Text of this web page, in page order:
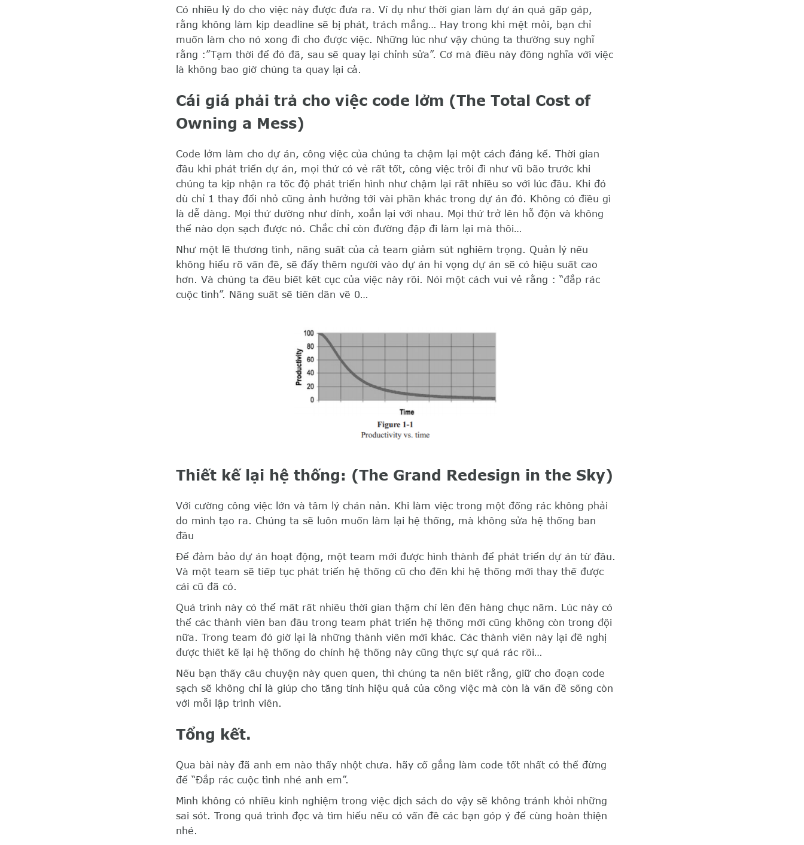
Có nhiều lý do cho việc này được đưa ra. Ví dụ như thời gian làm dự án quá gấp gáp,
rằng không làm kịp deadline sẽ bị phát, trách mắng… Hay trong khi mệt mỏi, bạn chỉ
muốn làm cho nó xong đi cho được việc. Những lúc như vậy chúng ta thường suy nghĩ
rằng :”Tạm thời để đó đã, sau sẽ quay lại chỉnh sửa”. Cơ mà điều này đồng nghĩa với việc
là không bao giờ chúng ta quay lại cả.
Cái giá phải trả cho việc code lởm (The Total Cost of
Owning a Mess)
Code lởm làm cho dự án, công việc của chúng ta chậm lại một cách đáng kể. Thời gian
đầu khi phát triển dự án, mọi thứ có vẻ rất tốt, công việc trôi đi như vũ bão trước khi
chúng ta kịp nhận ra tốc độ phát triển hình như chậm lại rất nhiều so với lúc đầu. Khi đó
dù chỉ 1 thay đổi nhỏ cũng ảnh hưởng tới vài phần khác trong dự án đó. Không có điều gì
là dễ dàng. Mọi thứ dường như dính, xoắn lại với nhau. Mọi thứ trở lên hỗ độn và không
thể nào dọn sạch được nó. Chắc chỉ còn đường đập đi làm lại mà thôi…
Như một lẽ thương tình, năng suất của cả team giảm sút nghiêm trọng. Quản lý nếu
không hiểu rõ vấn đề, sẽ đẩy thêm người vào dự án hi vọng dự án sẽ có hiệu suất cao
hơn. Và chúng ta đều biết kết cục của việc này rồi. Nói một cách vui vẻ rằng : “đắp rác
cuộc tình”. Năng suất sẽ tiến dần về 0…
Thiết kế lại hệ thống: (The Grand Redesign in the Sky)
Với cường công việc lớn và tâm lý chán nản. Khi làm việc trong một đống rác không phải
do mình tạo ra. Chúng ta sẽ luôn muốn làm lại hệ thống, mà không sửa hệ thống ban
đầu
Để đảm bảo dự án hoạt động, một team mới được hình thành để phát triển dự án từ đầu.
Và một team sẽ tiếp tục phát triển hệ thống cũ cho đến khi hệ thống mới thay thế được
cái cũ đã có.
Quá trình này có thể mất rất nhiều thời gian thậm chí lên đến hàng chục năm. Lúc này có
thể các thành viên ban đầu trong team phát triển hệ thống mới cũng không còn trong đội
nữa. Trong team đó giờ lại là những thành viên mới khác. Các thành viên này lại đề nghị
được thiết kế lại hệ thống do chính hệ thống này cũng thực sự quá rác rồi…
Nếu bạn thấy câu chuyện này quen quen, thì chúng ta nên biết rằng, giữ cho đoạn code
sạch sẽ không chỉ là giúp cho tăng tính hiệu quả của công việc mà còn là vấn đề sống còn
với mỗi lập trình viên.
Tổng kết.
Qua bài này đã anh em nào thấy nhột chưa. hãy cố gắng làm code tốt nhất có thể đừng
để “Đắp rác cuộc tình nhé anh em”.
Mình không có nhiều kinh nghiệm trong việc dịch sách do vậy sẽ không tránh khỏi những
sai sót. Trong quá trình đọc và tìm hiểu nếu có vấn đề các bạn góp ý để cùng hoàn thiện
nhé.